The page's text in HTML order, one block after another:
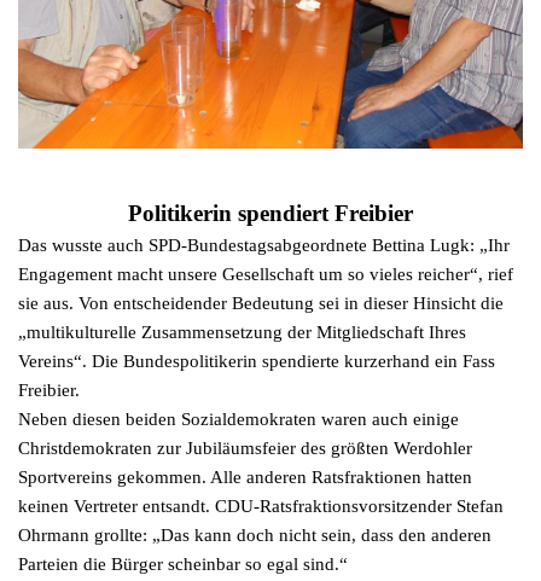
Politikerin spendiert Freibier
Das wusste auch SPD-Bundestagsabgeordnete Bettina Lugk: „Ihr
Engagement macht unsere Gesellschaft um so vieles reicher“, rief
sie aus. Von entscheidender Bedeutung sei in dieser Hinsicht die
„multikulturelle Zusammensetzung der Mitgliedschaft Ihres
Vereins“. Die Bundespolitikerin spendierte kurzerhand ein Fass
Freibier.
Neben diesen beiden Sozialdemokraten waren auch einige
Christdemokraten zur Jubiläumsfeier des größten Werdohler
Sportvereins gekommen. Alle anderen Ratsfraktionen hatten
keinen Vertreter entsandt. CDU-Ratsfraktionsvorsitzender Stefan
Ohrmann grollte: „Das kann doch nicht sein, dass den anderen
Parteien die Bürger scheinbar so egal sind.“